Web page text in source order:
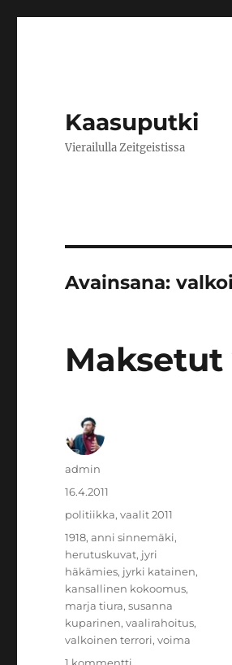
Kaasuputki
Vierailulla Zeitgeistissa
Avainsana:
Kirjoittaja
admin
Julkaistu
16.4.2011
Kategoriat
politiikka,vaalit 2011
Avainsanat
1918,anni sinnemäki,
herutuskuvat, jyri
häkämies, jyrki katainen,
kansallinen kokoomus,
marja tiura,susanna
kuparinen,vaalirahoitus,
valkoinen terrori,voima